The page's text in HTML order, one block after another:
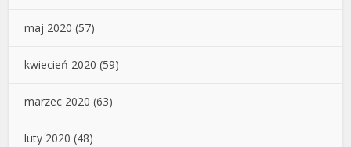
maj 2020 (57)
kwiecień 2020 (59)
marzec 2020 (63)
luty 2020 (48)